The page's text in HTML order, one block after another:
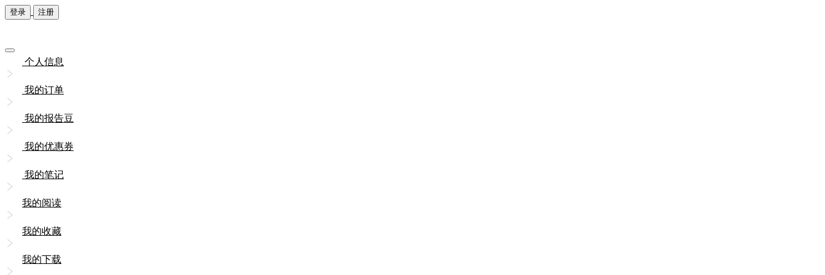
登录 注册
个人信息
我的订单
我的报告豆
我的优惠券
我的笔记
我的阅读
我的收藏
我的下载